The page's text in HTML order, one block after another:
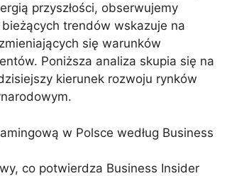
przyszłości, obserwujemy
trendów wskazuje na
się warunków
Poniższa analiza skupia się na
kierunek rozwoju rynków
w Polsce według Business
co potwierdza Business Insider